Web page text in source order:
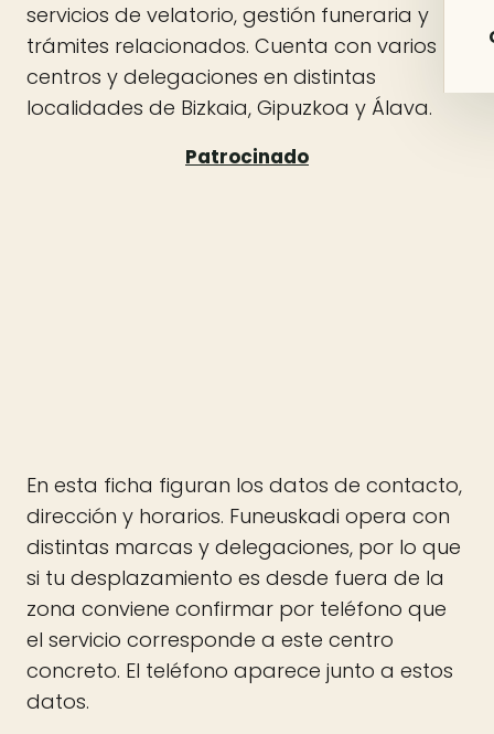
servicios de velatorio, gestión funeraria y
trámites relacionados. Cuenta con varios
centros y delegaciones en distintas
localidades de Bizkaia, Gipuzkoa y Álava.
En esta ficha figuran los datos de contacto,
dirección y horarios. Funeuskadi opera con
distintas marcas y delegaciones, por lo que
si tu desplazamiento es desde fuera de la
zona conviene confirmar por teléfono que
el servicio corresponde a este centro
concreto. El teléfono aparece junto a estos
datos.